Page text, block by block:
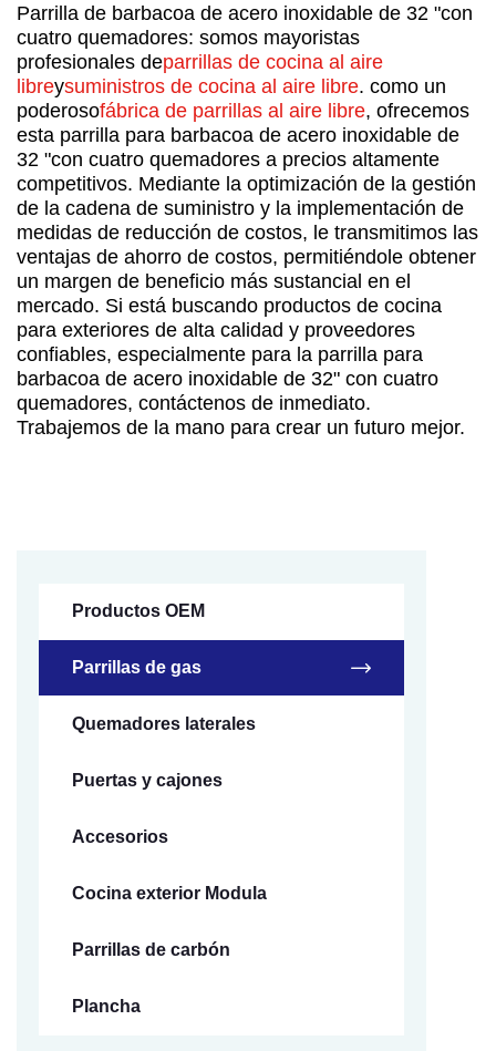
Parrilla de barbacoa de acero inoxidable de 32 "con
cuatro quemadores: somos mayoristas
profesionales deparrillas de cocina al aire
libreysuministros de cocina al aire libre. como un
poderosofábrica de parrillas al aire libre, ofrecemos
esta parrilla para barbacoa de acero inoxidable de
32 "con cuatro quemadores a precios altamente
competitivos. Mediante la optimización de la gestión
de la cadena de suministro y la implementación de
medidas de reducción de costos, le transmitimos las
ventajas de ahorro de costos, permitiéndole obtener
un margen de beneficio más sustancial en el
mercado. Si está buscando productos de cocina
para exteriores de alta calidad y proveedores
confiables, especialmente para la parrilla para
barbacoa de acero inoxidable de 32" con cuatro
quemadores, contáctenos de inmediato.
Trabajemos de la mano para crear un futuro mejor.
Productos OEM
Parrillas de gas
Quemadores laterales
Puertas y cajones
Accesorios
Cocina exterior Modula
Parrillas de carbón
Plancha